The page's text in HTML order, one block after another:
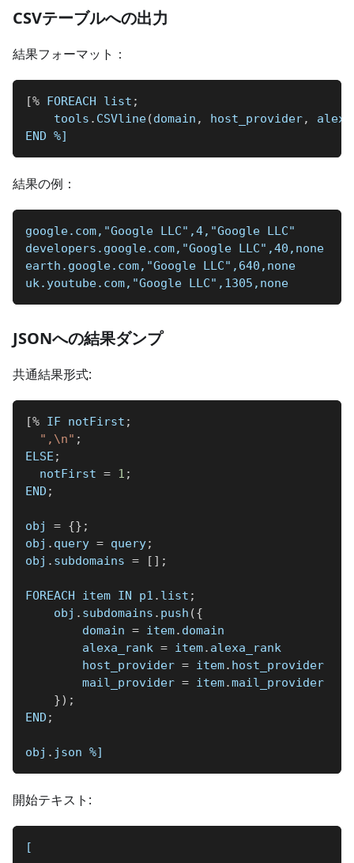
CSVテーブルへの出力
結果フォーマット：
[% FOREACH list ;
    tools
. CSVline(domain , host_provider,
END %]
結果の例：
google.com,"Google LLC",4,"Google LLC"
developers.google.com,"Google LLC",40,none
earth.google.com,"Google LLC",640,none
uk.youtube.com,"Google LLC",1305,none
JSONへの結果ダンプ
共通結果形式:
[% IF notFirst ;
",\n" ;
ELSE ;
  notFirst
= 1 ;
END ;
obj = {} ;
obj . query = query;
obj . subdomains = [ ] ;
FOREACH item IN p1 . list ;
    obj
. subdomains . push ({
        domain
= item. domain
        alexa_rank
= item. alexa_rank
        host_provider
= item. host_provider
        mail_provider
= item.mail_provider
}) ;
END ;
obj . json %]
開始テキスト:
[